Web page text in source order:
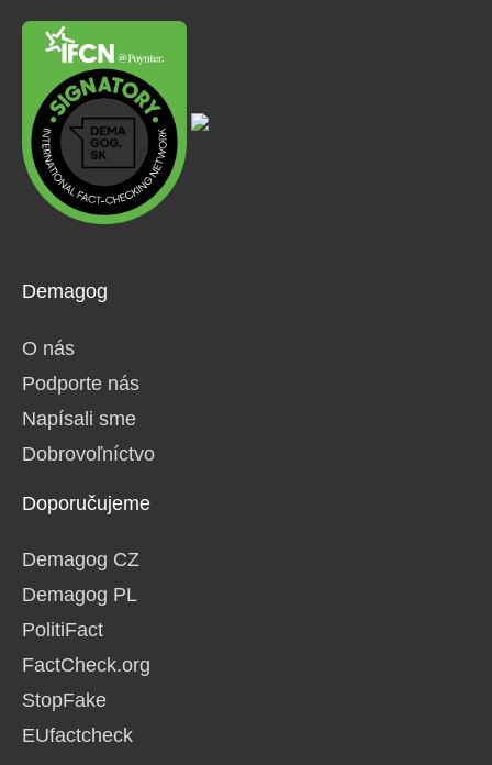
Demagog
O nás
Podporte nás
Napísali sme
Dobrovoľníctvo
Doporučujeme
Demagog CZ
Demagog PL
PolitiFact
FactCheck.org
StopFake
EUfactcheck